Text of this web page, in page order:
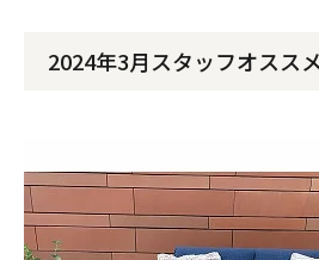
2024年3月スタッフオスス